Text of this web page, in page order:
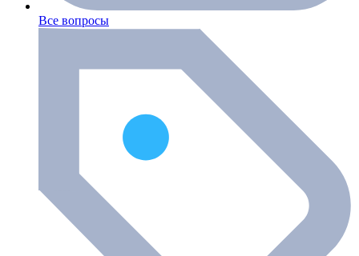
Все вопросы